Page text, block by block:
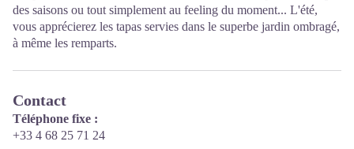
des saisons ou tout simplement au feeling du moment... L'été,
vous apprécierez les tapas servies dans le superbe jardin ombragé,
à même les remparts.
Contact
Téléphone fixe :
+33 4 68 25 71 24